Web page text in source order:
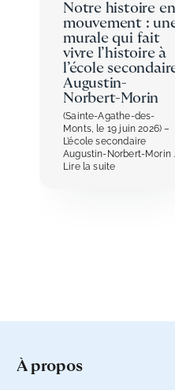
Notre histoire en
mouvement :
murale qui fait
vivre l’histoire à
l’école
Augustin-
Norbert-Morin
(Sainte-Agathe-des-
Monts, le 19 juin 2026) –
L’école secondaire
Augustin-Norbert-Morin
Lire la suite
à propos